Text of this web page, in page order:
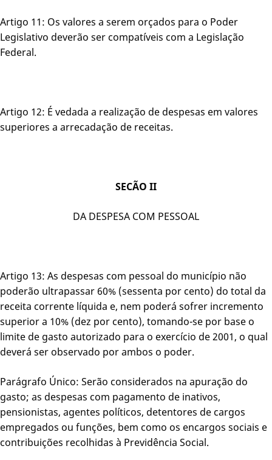
Artigo 11: Os valores a serem orçados para o Poder
Legislativo deverão ser compatíveis com a Legislação
Federal.
Artigo 12: É vedada a realização de despesas em valores
superiores a arrecadação de receitas.
SECÃO II
DA DESPESA COM PESSOAL
Artigo 13: As despesas com pessoal do município não
poderão ultrapassar 60% (sessenta por cento) do total da
receita corrente líquida e, nem poderá sofrer incremento
superior a 10% (dez por cento), tomando-se por base o
limite de gasto autorizado para o exercício de 2001, o qual
deverá ser observado por ambos o poder.
Parágrafo Único: Serão considerados na apuração do
gasto; as despesas com pagamento de inativos,
pensionistas, agentes políticos, detentores de cargos
empregados ou funções, bem como os encargos sociais e
contribuições recolhidas à Previdência Social.